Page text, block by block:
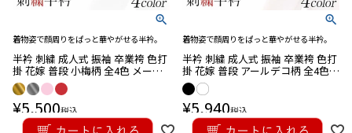
着物姿で顔周りをぱっと華やがせる半衿。
半衿 刺繍 成人式 振袖 卒業袴 色打
掛 花嫁 普段 小梅柄 全4色 メール
便対応可
¥5,500税込
着物姿で顔周りをぱっと華やがせる半衿。
半衿 刺繍 成人式 振袖 卒業袴 色打
掛 花嫁 普段 アールデコ柄 全4色
メール便対応可
¥5,940税込